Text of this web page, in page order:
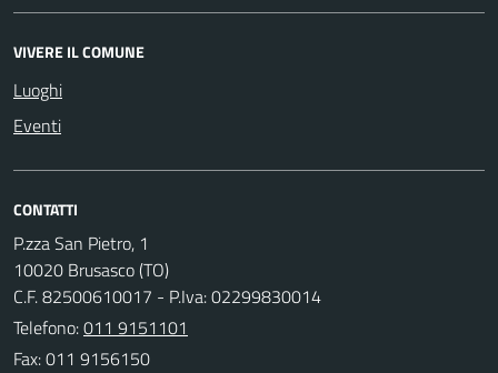
VIVERE IL COMUNE
Luoghi
Eventi
CONTATTI
P.zza San Pietro, 1
10020 Brusasco (TO)
C.F. 82500610017 - P.Iva: 02299830014
Telefono:011 9151101
Fax: 011 9156150